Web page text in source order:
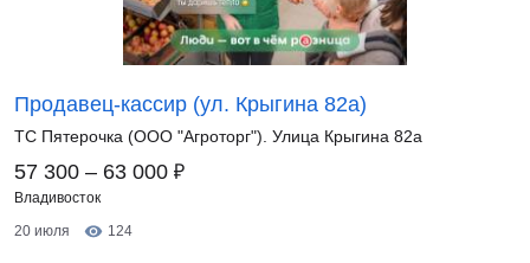
Продавец-кассир (ул. Крыгина 82а)
ТС Пятерочка (ООО "Агроторг"). Улица Крыгина 82а
57 300 – 63 000 ₽
Владивосток
20 июля
124